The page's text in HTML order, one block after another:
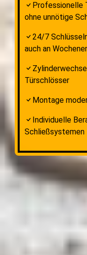
Professionelle
ohne unnötige
24/7
auch an
Türschlösser
Montage
Individuelle
Schließsystemen